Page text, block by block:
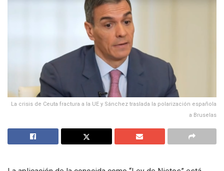
La crisis de Ceuta fractura a la UE y Sánchez traslada la polarización española
a Bruselas